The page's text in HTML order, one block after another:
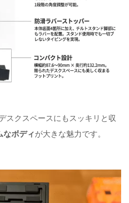
スクスペースにもスッキリと収
なボディが大きな魅力です。